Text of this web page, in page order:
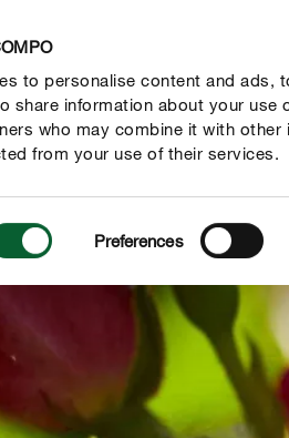
to personalise content and ads,
share information about your
who may combine it with
from your use of their services.
Preferences
Advies Thema's